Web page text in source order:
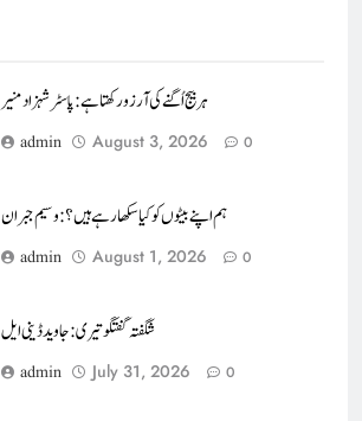
ہر بیج اُگنے کی آرزو رکھتا ہے : پاسٹر شہزاد منیر
admin August 3, 2026 0
ہم اپنے بیٹوں کو کیا سکھا رہے ہیں؟ : وسیم جبران
admin August 1, 2026 0
شگفتہ گفتگو تیری : جاوید ڈینی ایل
admin July 31, 2026 0